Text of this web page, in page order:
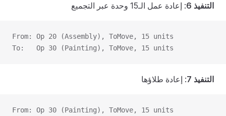
التنفيذ 6 : إعادة عمل الـ15 وحدة عبر التجميع
From: Op 20 (Assembly), ToMove, 15 units
To:   Op 30 (Painting), ToMove, 15 units
التنفيذ 7 : إعادة طلاؤها
From: Op 30 (Painting), ToMove, 15 units